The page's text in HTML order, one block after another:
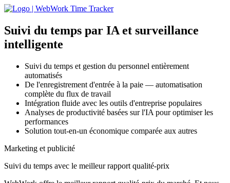
Suivi du temps par IA et surveillance
intelligente
Suivi du temps et gestion du personnel entièrement
automatisés
De l'enregistrement d'entrée à la paie — automatisation
complète du flux de travail
Intégration fluide avec les outils d'entreprise populaires
Analyses de productivité basées sur l'IA pour optimiser les
performances
Solution tout-en-un économique comparée aux autres
Marketing et publicité
Suivi du temps avec le meilleur rapport qualité-prix